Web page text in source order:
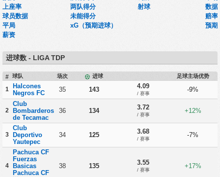
上座率
球员数据
平局
薪资
两队得分
未能得分
xG（预期进球）
射球
数据
赔率
预期
进球数 - LIGA TDP
# 球队 场次 进球 足球主场优势
1
Halcones
Negros FC
35 143 4.09
/ 赛事
-9%
2
Club
Bombarderos
de Tecamac
36 134 3.72
/ 赛事
+12%
3
Club
Deportivo
Yautepec
34 125 3.68
/ 赛事
-7%
4
Pachuca CF
Fuerzas
Basicas
Pachuca CF
38 135 3.55
/ 赛事
+17%